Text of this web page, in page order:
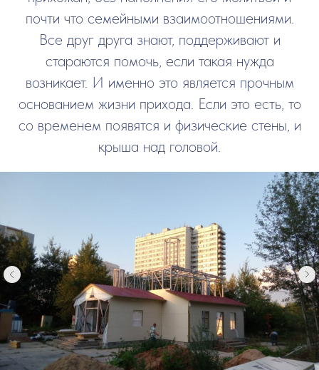
почти что семейными взаимоотношениями.
Все друг друга знают, поддерживают и
стараются помочь, если такая нужда
возникает. И именно это является прочным
основанием жизни прихода. Если это есть, то
со временем появятся и физические стены, и
крыша над головой.